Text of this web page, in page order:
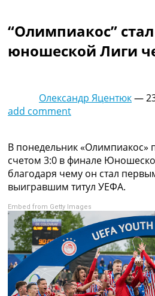
Чемпионат Мира
Украина. Премьер-
Испания. Ла Лига
Другие Турниры >>>
Таблицы групп
Украина. Премьер-
Украина. Первая
Лига Чемпионов.
Англия. Премьер-Лига
Испания. Ла Лига
Все таблицы >>>
Рейтинги
Рейтинг стран УЕФА
Рейтинг клубов УЕФА
Рейтинг ФИФА
ТВ программа
“Олимпиакос”
юношеской Лиги
Олександр Яцентюк—
add comment
В понедельник «Олимпиакос»
счетом 3:0 в финале
благодаря чему он стал
выигравшим титул УЕФА.
Embed from Getty Images